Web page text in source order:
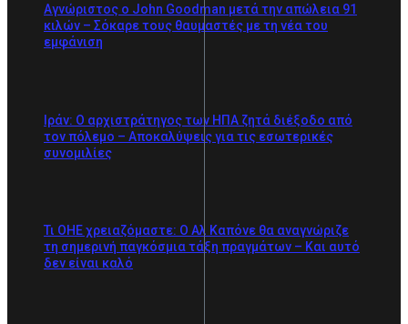
Αγνώριστος ο John Goodman μετά την απώλεια 91
κιλών – Σόκαρε τους θαυμαστές με τη νέα του
εμφάνιση
Ιράν: Ο αρχιστράτηγος των ΗΠΑ ζητά διέξοδο από
τον πόλεμο – Αποκαλύψεις για τις εσωτερικές
συνομιλίες
Τι ΟΗΕ χρειαζόμαστε: Ο Αλ Καπόνε θα αναγνώριζε
τη σημερινή παγκόσμια τάξη πραγμάτων – Και αυτό
δεν είναι καλό